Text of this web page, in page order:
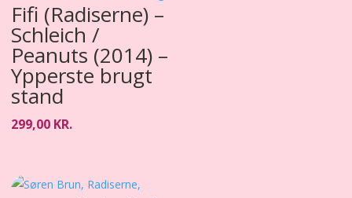
Fifi (Radiserne) –
Schleich /
Peanuts (2014) –
Ypperste brugt
stand
299,00 KR.